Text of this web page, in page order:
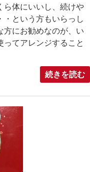
ら体にいいし、続けや
・という方もいらっし
方にお勧めなのが、い
ってアレンジすること
続きを読む